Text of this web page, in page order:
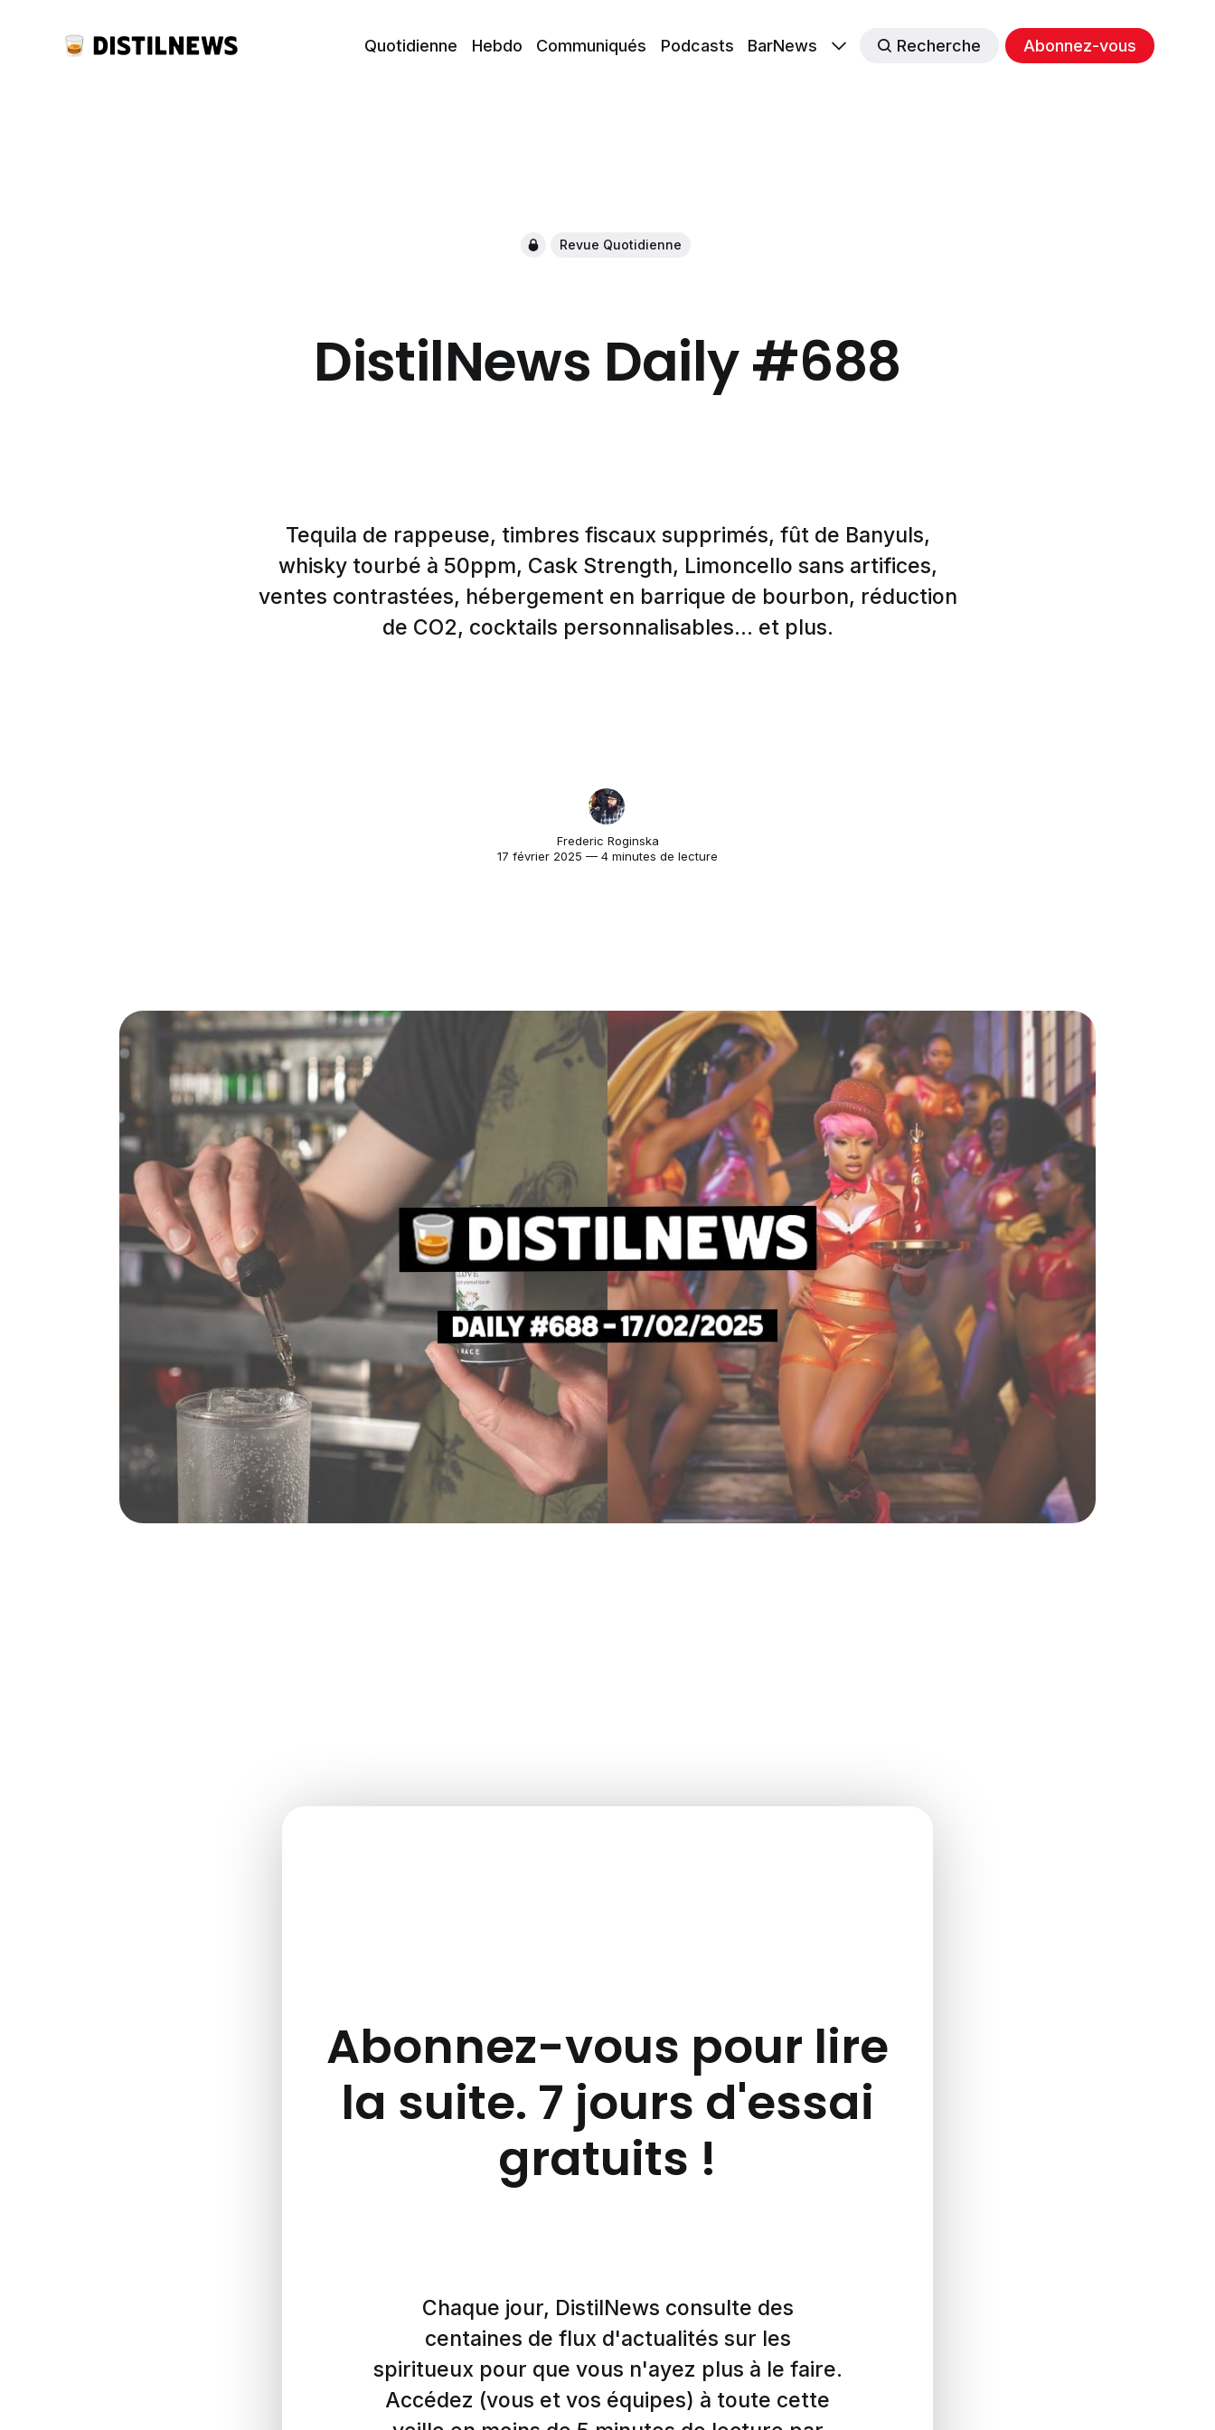
Quotidienne Hebdo Communiqués Podcasts BarNews Recherche Abonnez-vous
Revue Quotidienne
DistilNews Daily #688
Tequila de rappeuse, timbres fiscaux supprimés, fût de Banyuls,
whisky tourbé à 50ppm, Cask Strength, Limoncello sans artifices,
ventes contrastées, hébergement en barrique de bourbon, réduction
de CO2, cocktails personnalisables... et plus.
Frederic Roginska
17 février 2025 — 4 minutes de lecture
Abonnez-vous pour lire
la suite. 7 jours d'essai
gratuits !
Chaque jour, DistilNews consulte des
centaines de flux d'actualités sur les
spiritueux pour que vous n'ayez plus à le faire.
Accédez (vous et vos équipes) à toute cette